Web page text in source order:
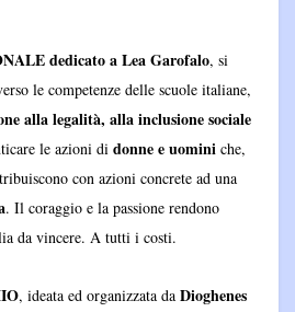
dedicato a Lea Garofalo, si
le competenze delle scuole italiane,
alla legalità, alla inclusione sociale
le azioni di donne e uomini che,
con azioni concrete ad una
. Il coraggio e la passione rendono
da vincere. A tutti i costi.
, ideata ed organizzata da Dioghenes